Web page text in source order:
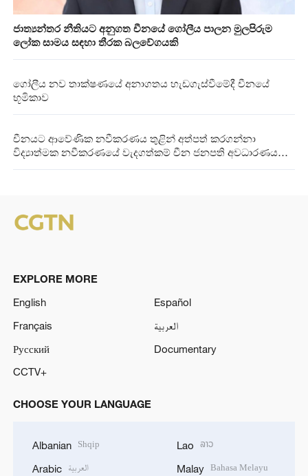
ජාත්‍යන්තර නීතියට අනුගත චීනයේ ගෝලීය පාලන මුලපිරුම
ලෝක සාමය සඳහා තීරක බලවේගයකි
ගෝලීය නව තාක්ෂණයේ අනාගතය හැඩගැස්වීමේදී චීනයේ
භූමිකාව
චීනයට ආවේණික නවීකරණය තුළින් අත්පත් කරගන්නා
විද්‍යාත්මක නවීකරණයේ වැදගත්කම් චීන ජනපති අවධාරණය
EXPLORE MORE
English
Español
Français
العربية
Русский
Documentary
CCTV+
CHOOSE YOUR LANGUAGE
Albanian Shqip
Arabic العربية
Lao ລາວ
Malay Bahasa Melayu